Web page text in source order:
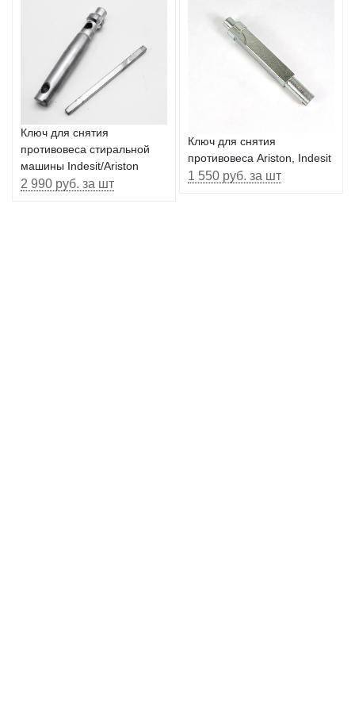
Ключ для снятия
противовеса стиральной
машины Indesit/Ariston
2 990 руб. за шт
Ключ для снятия
противовеса Ariston, Indesit
1 550 руб. за шт